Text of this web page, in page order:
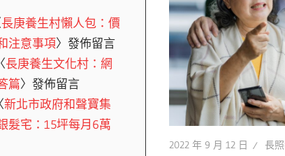
2022 年 9 月 12 日 長
長庚養生村懶人包：價
注意事項〉發佈留言
長庚養生文化村：網
篇〉發佈留言
新北市政府和聲寶集
髮宅：15坪每月6萬